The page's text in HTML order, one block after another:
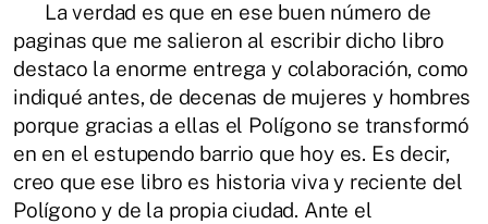
La verdad es que en ese buen número de
paginas que me salieron al escribir dicho libro
destaco la enorme entrega y colaboración, como
indiqué antes, de decenas de mujeres y hombres
porque gracias a ellas el Polígono se transformó
en en el estupendo barrio que hoy es. Es decir,
creo que ese libro es historia viva y reciente del
Polígono y de la propia ciudad. Ante el